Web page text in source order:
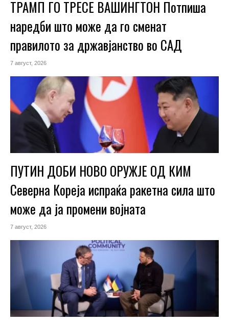
ТРАМП ГО ТРЕСЕ ВАШИНГТОН Потпиша
наредби што може да го сменат
правилото за државјанство во САД
7 август, 2026
ПУТИН ДОБИ НОВО ОРУЖЈЕ ОД КИМ
Северна Кореја испраќа ракетна сила што
може да ја промени војната
7 август, 2026